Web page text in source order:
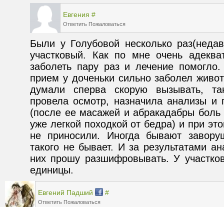
Евгения #
Ответить Пожаловаться
Были у Голубовой несколько
участковый. Как по мне очень
заболеть пару раз и лечение
прием у доченьки сильно заболел
думали сперва скорую вызывать,
провела осмотр, назначила анализы и
(после ее масажей и абракадабры
уже легкой походкой от бедра) и при
не приносили. Иногда бывают
такого не бывает. И за результатами
них прошу разшифровывать. У
единицы.
Евгений Падший #
Ответить Пожаловаться